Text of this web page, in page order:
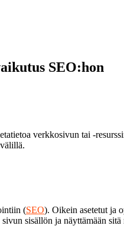
SEO:hon
verkkosivun tai -
(SEO). Oikein asetetut ja
sisällön ja näyttämään